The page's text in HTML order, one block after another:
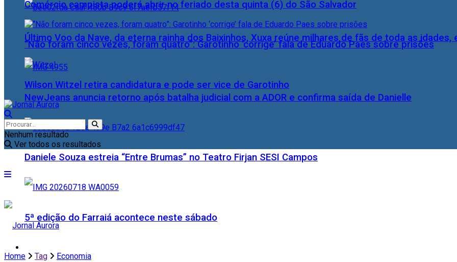
Último Voo da Nave, da eterna rainha dos Baixinhos, Xuxa reúne milhares de fãs de toda as idades,
NewJeans anuncia retorno após batalha judicial com a ADOR e confirma saída de Danielle
Daniele Souza estreia “Entre Brumas” no Teatro Firjan SESI Campos
5ª edição do Farraiá acontece neste sábado
Comércio campista poderá abrir no feriado desta quinta (6) do São Salvador
“Não foram cinco vezes, foram quatro”: Garotinho ‘corrige’ fala de Eduardo Paes sobre prisões
Wilson Witzel retira candidatura e pode ser vice de Garotinho
Nenhum resultado
Ver todos os resultados
Home Tag Economia